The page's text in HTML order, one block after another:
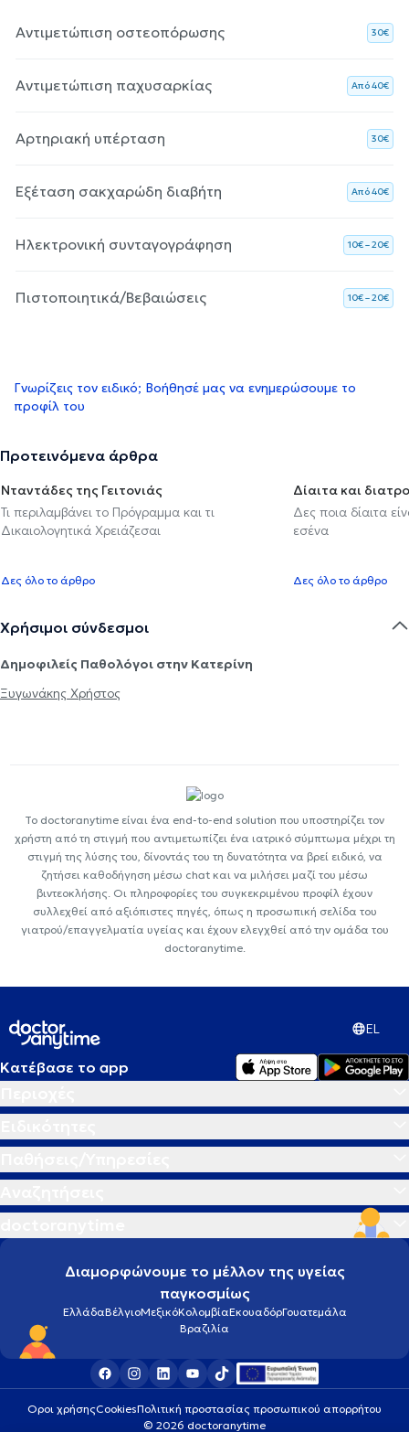
Αντιμετώπιση οστεοπόρωσης 30€
Αντιμετώπιση παχυσαρκίας Aπό 40€
Αρτηριακή υπέρταση 30€
Εξέταση σακχαρώδη διαβήτη Aπό 40€
Ηλεκτρονική συνταγογράφηση 10€ – 20€
Πιστοποιητικά/Βεβαιώσεις 10€ – 20€
Γνωρίζεις τον ειδικό; Βοήθησέ μας να ενημερώσουμε το
προφίλ του
Προτεινόμενα άρθρα
Νταντάδες της Γειτονιάς
Τι περιλαμβάνει το Πρόγραμμα και τι
Δικαιολογητικά Χρειάζεσαι
Δες όλο το άρθρο
Δίαιτα και
Δες ποια δίαιτα
εσένα
Δες όλο το άρθρο
Χρήσιμοι σύνδεσμοι
Δημοφιλείς Παθολόγοι στην Κατερίνη
Ξυγωνάκης Χρήστος
Το doctoranytime είναι ένα end-to-end solution που υποστηρίζει τον
χρήστη από τη στιγμή που αντιμετωπίζει ένα ιατρικό σύμπτωμα μέχρι τη
στιγμή της λύσης του, δίνοντάς του τη δυνατότητα να βρεί ειδικό, να
ζητήσει καθοδήγηση μέσω chat και να μιλήσει μαζί του μέσω
βιντεοκλήσης. Οι πληροφορίες του συγκεκριμένου προφίλ έχουν
συλλεχθεί από αξιόπιστες πηγές, όπως η προσωπική σελίδα του
γιατρού/επαγγελματία υγείας και έχουν ελεγχθεί από την ομάδα του
doctoranytime.
EL
Κατέβασε το app
Διαμορφώνουμε το μέλλον της υγείας
παγκοσμίως
ΕλλάδαΒέλγιοΜεξικόΚολομβίαΕκουαδόρΓουατεμάλα
Βραζιλία
Οροι χρήσηςCookiesΠολιτική προστασίας προσωπικού απορρήτου
© 2026 doctoranytime